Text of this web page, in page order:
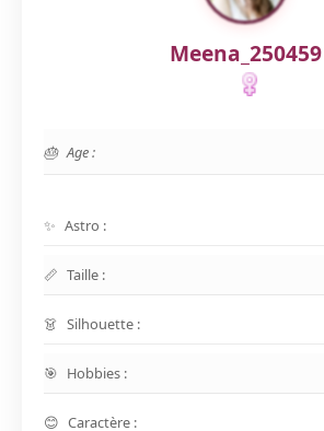
Meena_250459
Age :
Astro :
Taille :
Silhouette :
Hobbies :
Caractère :